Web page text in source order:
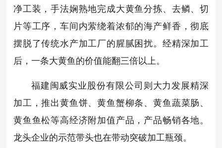
净工装，手法娴熟地完成大黄鱼分拣、去鳞、切
片等工序，车间内萦绕着浓郁的海产鲜香，彻底
摆脱了传统水产加工厂的腥腻困扰。经精深加工
后，一条大黄鱼的价值能翻三倍以上。
福建闽威实业股份有限公司则大力发展精深
加工，推出黄鱼饼、黄鱼蟹柳条、黄鱼蔬菜肠、
黄鱼鱼松等高经济附加值产品，产品畅销各地。
龙头企业的示范带头也在带动突破加工瓶颈。